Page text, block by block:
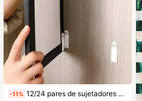
-11% 12/24 pares de sujetadores adhesivos sin daños para marcos de fotos, con gancho y bucle de doble cara para una instalación y extracción fáciles, adecuados para controles remotos, marcos de fotos, enchufes, etc.